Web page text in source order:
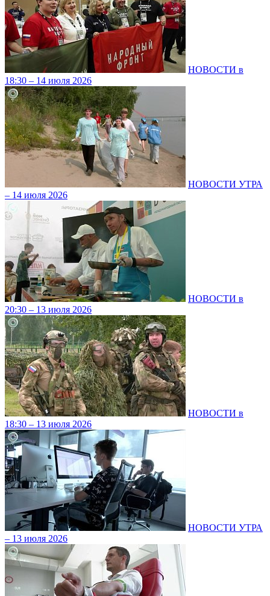
НОВОСТИ в
18:30 – 14 июля 2026
НОВОСТИ УТРА
– 14 июля 2026
НОВОСТИ в
20:30 – 13 июля 2026
НОВОСТИ в
18:30 – 13 июля 2026
НОВОСТИ УТРА
– 13 июля 2026